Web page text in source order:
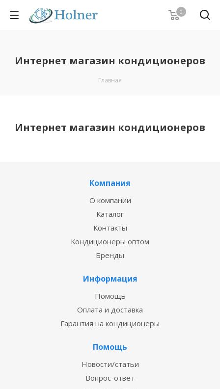
0
Интернет магазин кондиционеров
Главная
Интернет магазин кондиционеров
Компания
О компании
Каталог
Контакты
Кондиционеры оптом
Бренды
Информация
Помощь
Оплата и доставка
Гарантия на кондиционеры
Помощь
Новости/статьи
Вопрос-ответ